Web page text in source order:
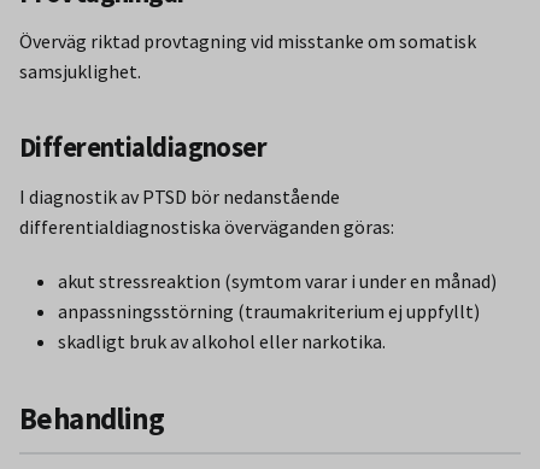
Överväg riktad provtagning vid misstanke om somatisk
samsjuklighet.
Differentialdiagnoser
I diagnostik av PTSD bör nedanstående
differentialdiagnostiska överväganden göras:
akut stressreaktion (symtom varar i under en månad)
anpassningsstörning (traumakriterium ej uppfyllt)
skadligt bruk av alkohol eller narkotika.
Behandling